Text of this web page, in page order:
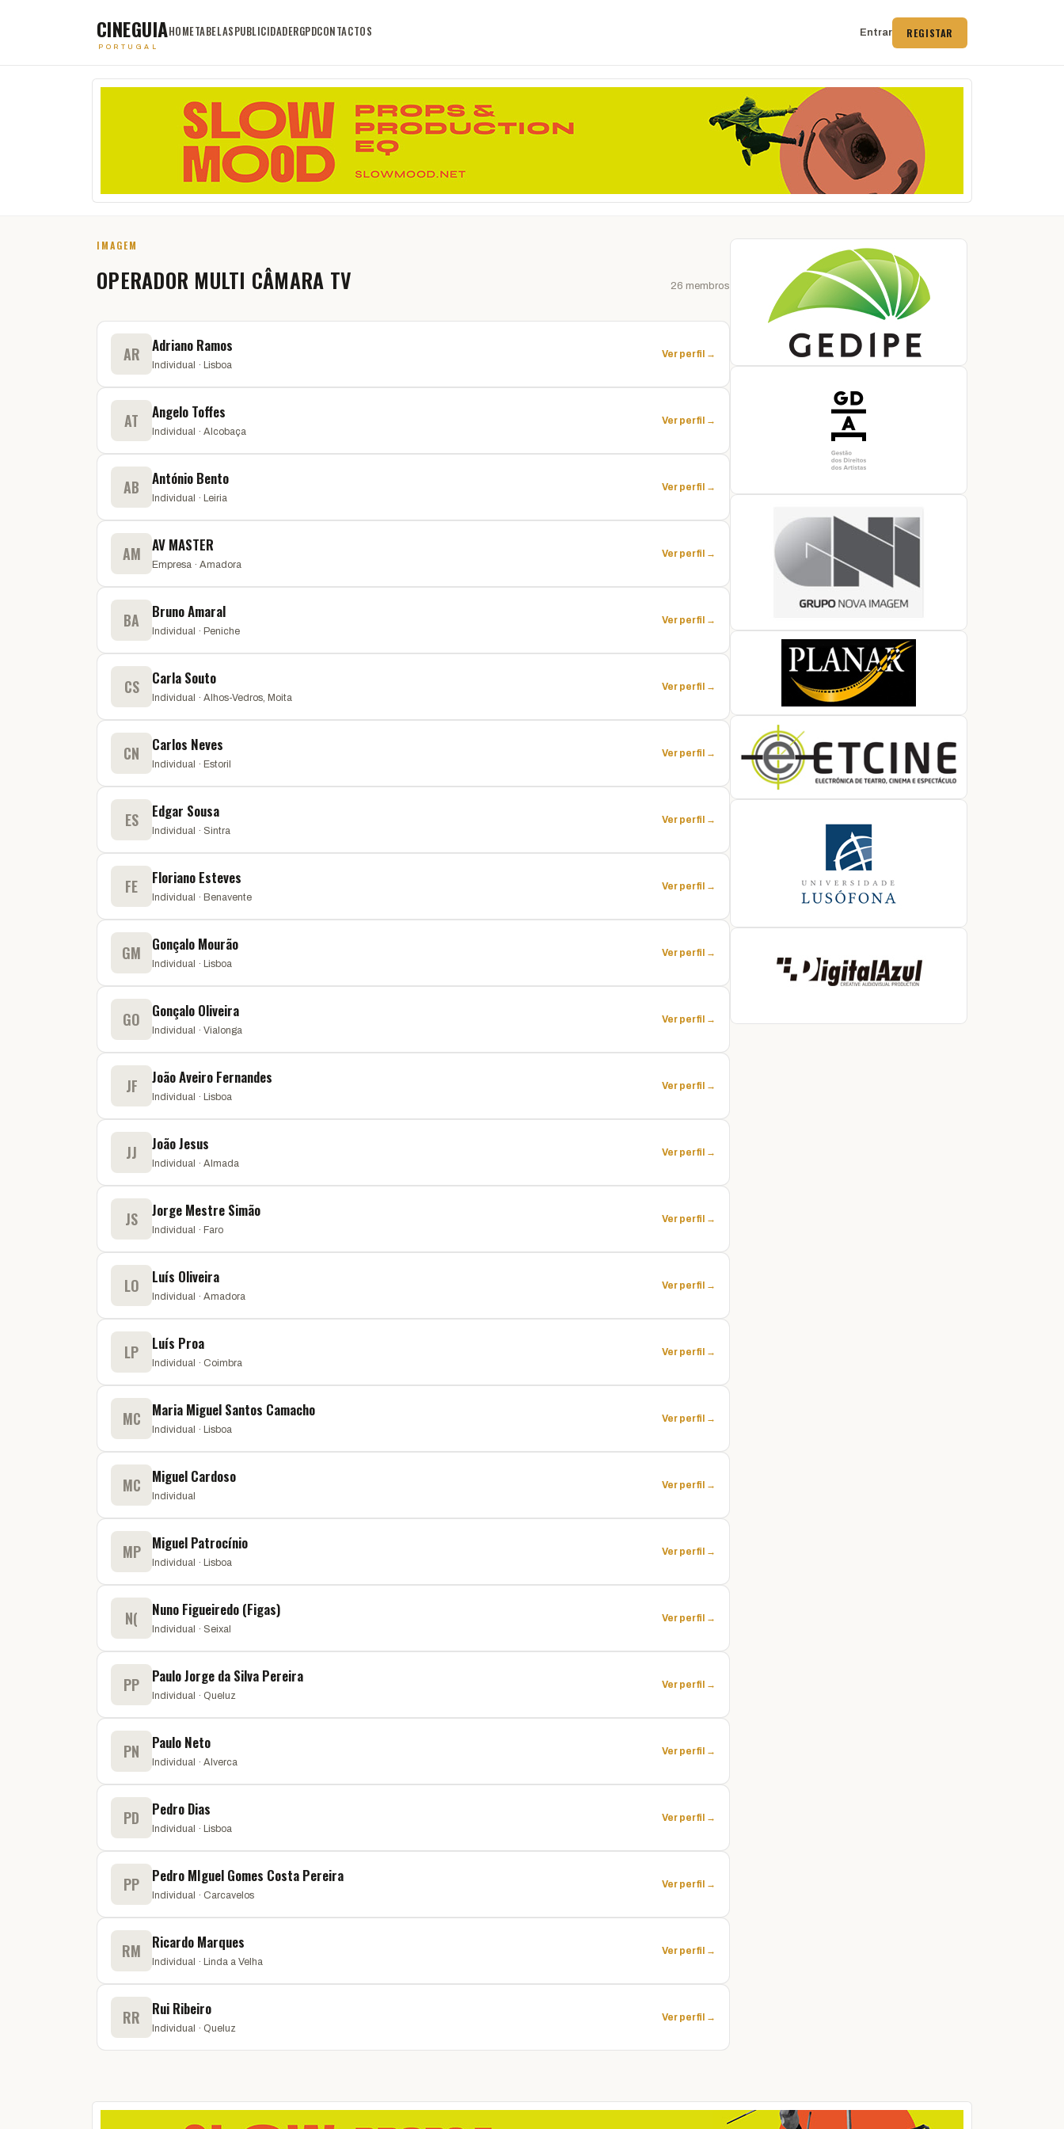
CINEGUIA
PORTUGAL
HOMETABELASPUBLICIDADERGPDCONTACTOS Entrar REGISTAR
IMAGEM
OPERADOR MULTI CÂMARA TV 26 membros
AR Adriano Ramos
Individual · Lisboa
Ver perfil →
AT Angelo Toffes
Individual · Alcobaça
Ver perfil →
AB António Bento
Individual · Leiria
Ver perfil →
AM AV MASTER
Empresa · Amadora
Ver perfil →
BA Bruno Amaral
Individual · Peniche
Ver perfil →
CS Carla Souto
Individual · Alhos-Vedros, Moita
Ver perfil →
CN Carlos Neves
Individual · Estoril
Ver perfil →
ES Edgar Sousa
Individual · Sintra
Ver perfil →
FE Floriano Esteves
Individual · Benavente
Ver perfil →
GM Gonçalo Mourão
Individual · Lisboa
Ver perfil →
GO Gonçalo Oliveira
Individual · Vialonga
Ver perfil →
JF João Aveiro Fernandes
Individual · Lisboa
Ver perfil →
JJ João Jesus
Individual · Almada
Ver perfil →
JS Jorge Mestre Simão
Individual · Faro
Ver perfil →
LO Luís Oliveira
Individual · Amadora
Ver perfil →
LP Luís Proa
Individual · Coimbra
Ver perfil →
MC Maria Miguel Santos Camacho
Individual · Lisboa
Ver perfil →
MC Miguel Cardoso
Individual
Ver perfil →
MP Miguel Patrocínio
Individual · Lisboa
Ver perfil →
N( Nuno Figueiredo (Figas)
Individual · Seixal
Ver perfil →
PP Paulo Jorge da Silva Pereira
Individual · Queluz
Ver perfil →
PN Paulo Neto
Individual · Alverca
Ver perfil →
PD Pedro Dias
Individual · Lisboa
Ver perfil →
PP Pedro MIguel Gomes Costa Pereira
Individual · Carcavelos
Ver perfil →
RM Ricardo Marques
Individual · Linda a Velha
Ver perfil →
RR Rui Ribeiro
Individual · Queluz
Ver perfil →